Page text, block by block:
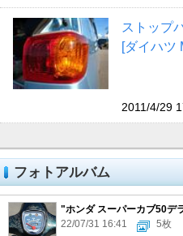
ストップ
[ダイハツ
2011/4/29
フォトアルバム
"ホンダ スーパーカブ50デ
22/07/31 16:41
5枚